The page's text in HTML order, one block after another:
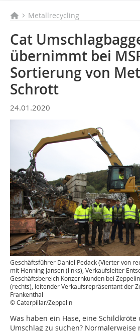
Metallrecycling
Cat
übernimmt bei
Sortierung von
Schrott
24.01.2020
Geschäftsführer Daniel Pedack (Vierter von
mit Henning Jansen (links), Verkaufsleiter
Geschäftsbereich Konzernkunden bei
(rechts), leitender Verkaufsrepräsentant der
Frankenthal
© Caterpillar/Zeppelin
Was haben ein Hase, eine Schildkröte
Umschlag zu suchen? Normalerweise